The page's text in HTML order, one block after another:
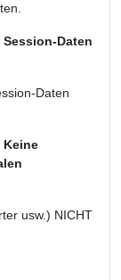
Daten
Daten
Keine
usw.) NICHT